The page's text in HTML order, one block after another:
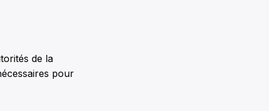
de la
pour